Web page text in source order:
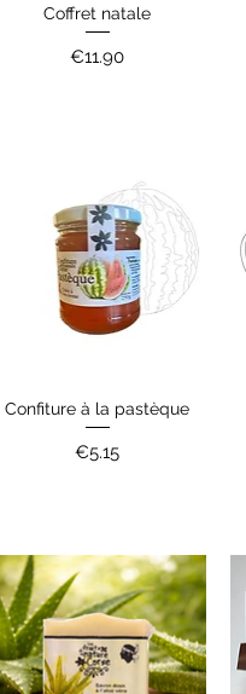
Quick View
Coffret natale
Price
€11.90
Quick View
Confiture à la pastèque
Price
€5.15